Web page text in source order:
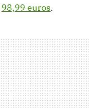
98,99 euros.